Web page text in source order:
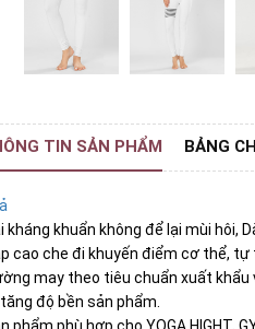
TIN SẢN PHẨM BẢNG
kháng khuẩn không để lại mùi hôi,
cao che đi khuyến điểm cơ thể,
may theo tiêu chuẩn xuất
độ bền sản phẩm.
phẩm phù hợp cho YOGA HIGHT,